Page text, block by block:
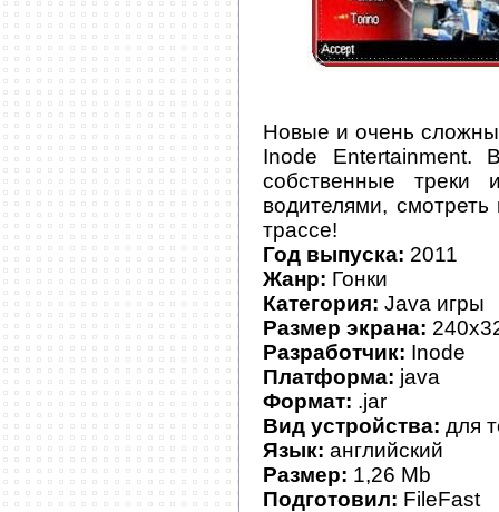
Новые и очень
Inode Entertainment.
собственные треки
водителями,
трассе!
Год выпуска: 2011
Жанр: Гонки
Категория: Java игры
Размер экрана:
Разработчик: Inode
Платформа: java
Формат: .jar
Вид устройства: для
Язык: английский
Размер: 1,26 Mb
Подготовил: FileFast